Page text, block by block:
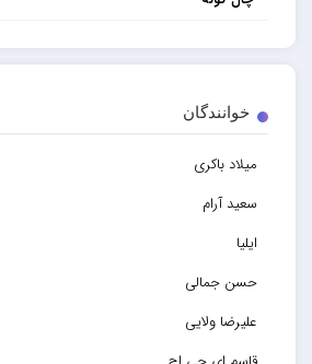
خوانندگان
میلاد باکری
سعید آرام
ایلیا
حسن جمالی
علیرضا ولایی